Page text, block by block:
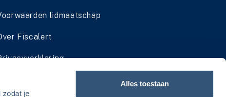
zodat je
Alles toestaan
lidmaatschap
Fiscalert